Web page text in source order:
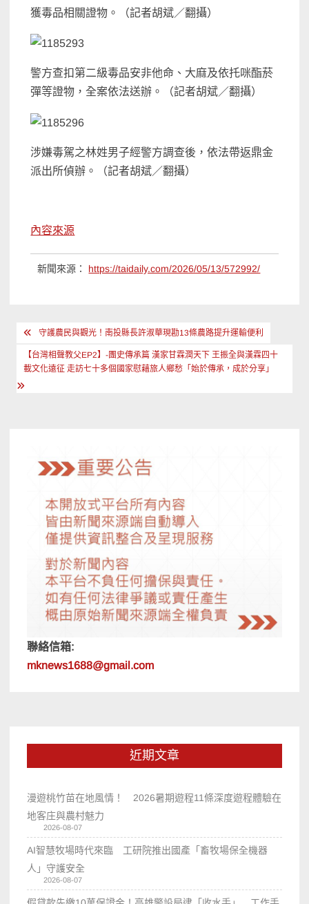
獲毒品相關證物。（記者胡斌／翻攝）
警方查扣第二級毒品安非他命、大麻及依托咪酯菸
彈等證物，全案依法送辦。（記者胡斌／翻攝）
涉嫌毒駕之林姓男子經警方調查後，依法帶返鼎金
派出所偵辦。（記者胡斌／翻攝）
內容來源
新聞來源： https://taidaily.com/2026/05/13/572992/
文
章
導
守護農民與觀光！南投縣長許淑華現勘13條農路提升運輸便利
【台灣相聲教父EP2】-團史傳承篇 漢家甘霖潤天下 王振全與漢霖四十
載文化遠征 走訪七十多個國家慰藉旅人鄉愁「始於傳承，成於分享」
聯絡信箱:
mknews1688@gmail.com
近期文章
漫遊桃竹苗在地風情！ 2026暑期遊程11條深度遊程體驗在
地客庄與農村魅力
2026-08-07
AI智慧牧場時代來臨 工研院推出國產「畜牧場保全機器
人」守護安全
2026-08-07